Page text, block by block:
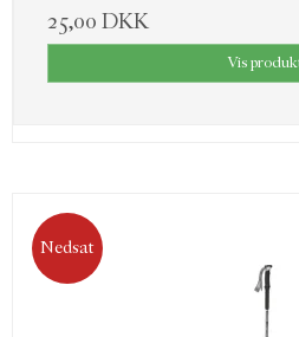
25,00 DKK
Vis
Nedsat